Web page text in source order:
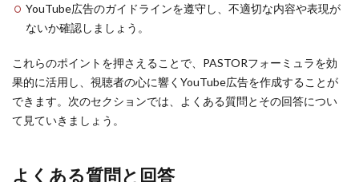
YouTube広告のガイドラインを遵守し、不適切な内容や表現が
ないか確認しましょう。
これらのポイントを押さえることで、PASTORフォーミュラを効
果的に活用し、視聴者の心に響くYouTube広告を作成することが
できます。次のセクションでは、よくある質問とその回答につい
て見ていきましょう。
よくある質問と回答